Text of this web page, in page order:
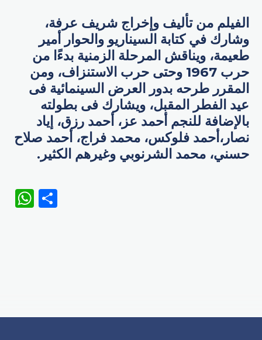
الفيلم من تأليف وإخراج شريف عرفة،
وشارك في كتابة السيناريو والحوار أمير
طعيمة، ويناقش المرحلة الزمنية بدءًا من
حرب 1967 وحتى حرب الاستنزاف، ومن
المقرر طرحه بدور العرض السينمائية فى
عيد الفطر المقبل، ويشارك فى بطولته
بالإضافة للنجم أحمد عز، أحمد رزق، إياد
نصار،أحمد فلوكس، محمد فراج، أحمد صلاح
حسني، محمد الشرنوبي وغيرهم الكثير.
WhatsApp